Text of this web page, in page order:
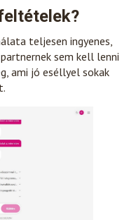
teljesen ingyenes,
sem kell lenni
ami jó eséllyel sokak